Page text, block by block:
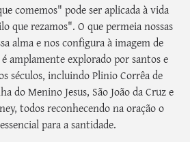
comemos" pode ser aplicada à vida
que rezamos". O que permeia nossas
alma e nos configura à imagem de
amplamente explorado por santos e
séculos, incluindo Plinio Corrêa de
do Menino Jesus, São João da Cruz e
todos reconhecendo na oração o
para a santidade.